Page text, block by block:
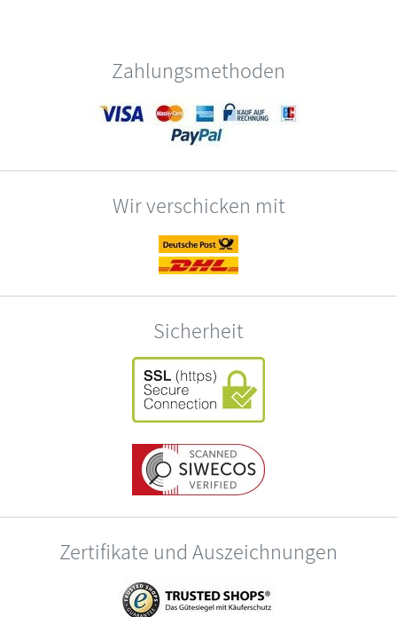
Zahlungsmethoden
Wir verschicken mit
Sicherheit
Zertifikate und Auszeichnungen